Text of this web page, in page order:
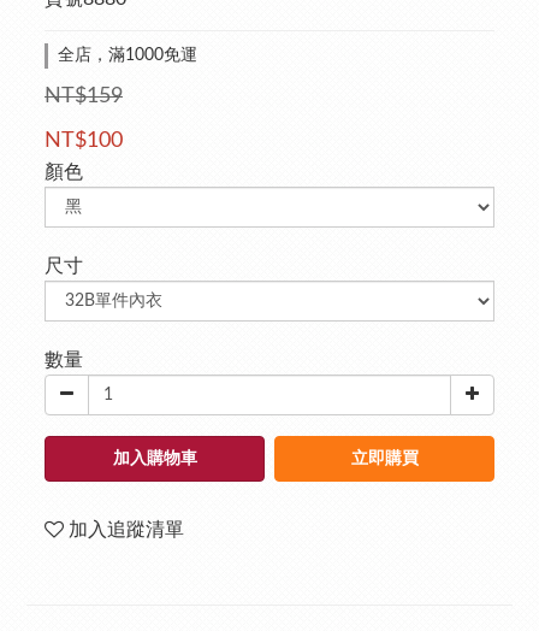
全店，滿1000免運
NT$159
NT$100
顏色
尺寸
數量
加入購物車 立即購買
加入追蹤清單